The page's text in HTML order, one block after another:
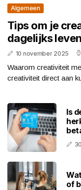
Algemeen
Tips om je
dagelijks leven
10 november 2025
Waarom creativiteit
creativiteit direct aan
Is
of